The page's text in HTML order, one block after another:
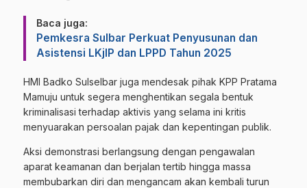
Baca juga:
Pemkesra Sulbar Perkuat Penyusunan dan
Asistensi LKjIP dan LPPD Tahun 2025
HMI Badko Sulselbar juga mendesak pihak KPP Pratama
Mamuju untuk segera menghentikan segala bentuk
kriminalisasi terhadap aktivis yang selama ini kritis
menyuarakan persoalan pajak dan kepentingan publik.
Aksi demonstrasi berlangsung dengan pengawalan
aparat keamanan dan berjalan tertib hingga massa
membubarkan diri dan mengancam akan kembali turun